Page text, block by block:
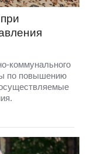
коммунального
по повышению